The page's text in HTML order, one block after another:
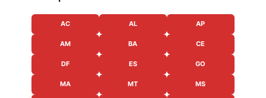
AC AL AP
AM BA CE
DF ES GO
MA MT MS